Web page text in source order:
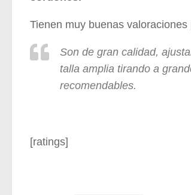
Tienen muy buenas
Son de gran calidad,
talla amplia tirando a
recomendables.
[ratings]